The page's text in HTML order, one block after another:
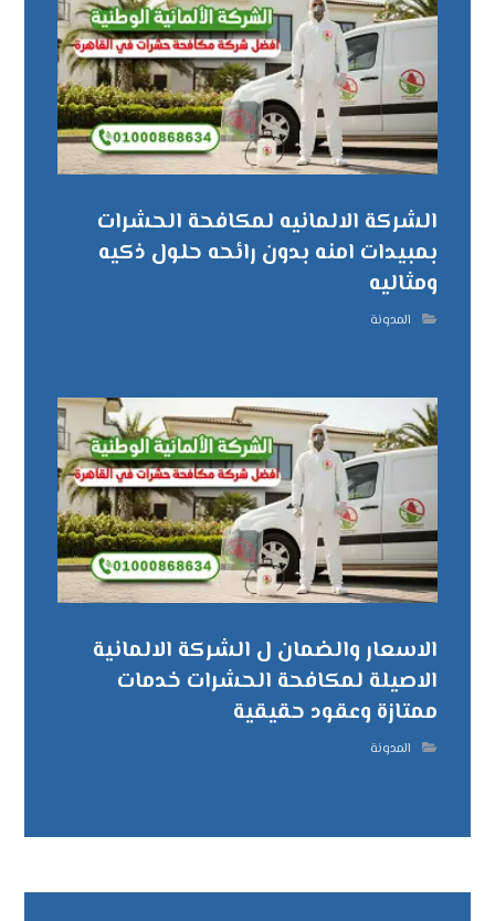
الشركة الالمانيه لمكافحة الحشرات
بمبيدات امنه بدون رائحه حلول ذكيه
ومثاليه
المدونة
الاسعار والضمان ل الشركة الالمانية
الاصيلة لمكافحة الحشرات خدمات
ممتازة وعقود حقيقية
المدونة